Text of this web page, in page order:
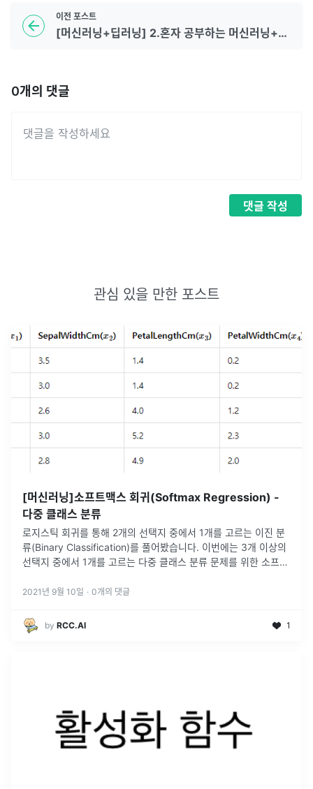
이전 포스트
[머신러닝+딥러닝] 2.혼자 공부하는 머신러닝+딥러닝 회귀 알고리즘과 모델 규제
0개의 댓글
댓글 작성
관심 있을 만한 포스트
[머신러닝]소프트맥스 회귀(Softmax Regression) -
다중 클래스 분류
로지스틱 회귀를 통해 2개의 선택지 중에서 1개를 고르는 이진 분
류(Binary Classification)를 풀어봤습니다. 이번에는 3개 이상의
선택지 중에서 1개를 고르는 다중 클래스 분류 문제를 위한 소프트
2021년 9월 10일 · 0개의 댓글
by RCC.AI 1